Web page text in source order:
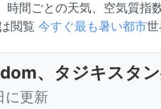
間ごとの天気、空気質指
閲覧 今すぐ最も暑い都市世
、タジキスタ
更新